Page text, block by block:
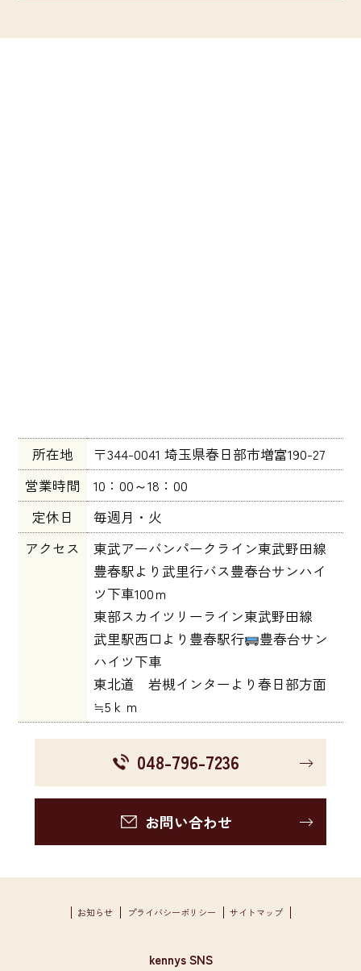
所在地
〒344-0041 埼玉県春日部市増富190-27
営業時間
10：00～18：00
定休日
毎週月・火
アクセス
東武アーバンパークライン東武野田線
豊春駅より武里行バス豊春台サンハイ
ツ下車100ｍ
東部スカイツリーライン東武野田線
武里駅西口より豊春駅行
豊春台サン
ハイツ下車
東北道 岩槻インターより春日部方面
≒5ｋｍ
048-796-7236
お問い合わせ
お知らせ プライバシーポリシー サイトマップ
kennys SNS